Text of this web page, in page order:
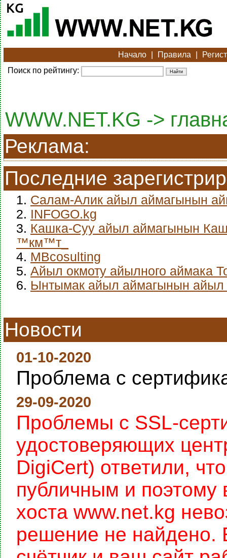
Начало Правила
Поиск по рейтингу:
WWW.NET.KG ->
Реклама:
Последние
1. Салам-Алик айыл аймагынын
2. INFOGO.kg
3. Кашка-Суу айыл аймагынын
™км™т_
4. MBcosulting
5. Айыл окмоту айылного аймака
6. Ынтымак айыл аймагынын айыл
Новости
01-10-2020
Проблема с
29-09-2020
Проблемы с SSL-
удостоверяющих
DigiCert) ответили,
публичным и поэтому
хоста www.net.kg
решение не найдено.